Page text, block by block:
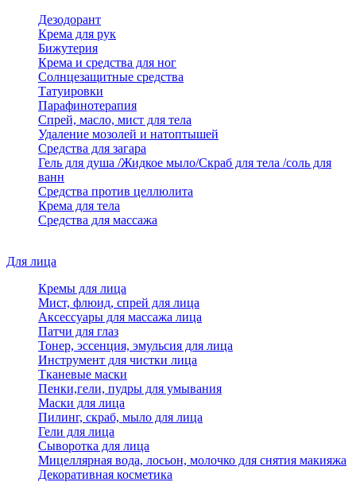
Дезодорант
Крема для рук
Бижутерия
Крема и средства для ног
Солнцезащитные средства
Татуировки
Парафинотерапия
Спрей, масло, мист для тела
Удаление мозолей и натоптышей
Средства для загара
Гель для душа /Жидкое мыло/Скраб для тела /соль для
ванн
Средства против целлюлита
Крема для тела
Средства для массажа
Для лица
Кремы для лица
Мист, флюид, спрей для лица
Аксессуары для массажа лица
Патчи для глаз
Тонер, эссенция, эмульсия для лица
Инструмент для чистки лица
Тканевые маски
Пенки,гели, пудры для умывания
Маски для лица
Пилинг, скраб, мыло для лица
Гели для лица
Сыворотка для лица
Мицеллярная вода, лосьон, молочко для снятия макияжа
Декоративная косметика